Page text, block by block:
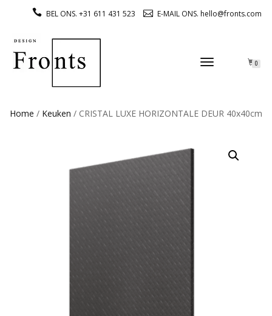
BEL ONS. +31 611 431 523 E-MAIL ONS. hello@fronts.com
TOGGLE
0
Home / Keuken / CRISTAL LUXE HORIZONTALE DEUR 40x40cm